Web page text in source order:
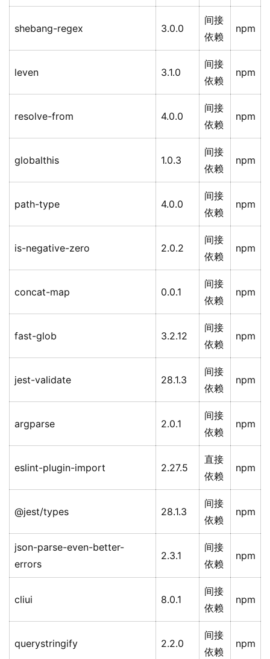
shebang-regex 3.0.0
间接
依赖
npm
leven 3.1.0
间接
依赖
npm
resolve-from 4.0.0
间接
依赖
npm
globalthis 1.0.3
间接
依赖
npm
path-type 4.0.0
间接
依赖
npm
is-negative-zero 2.0.2
间接
依赖
npm
concat-map 0.0.1
间接
依赖
npm
fast-glob 3.2.12
间接
依赖
npm
jest-validate 28.1.3
间接
依赖
npm
argparse 2.0.1
间接
依赖
npm
eslint-plugin-import 2.27.5
直接
依赖
npm
@jest/types 28.1.3
间接
依赖
npm
json-parse-even-better-
errors
2.3.1
间接
依赖
npm
cliui 8.0.1
间接
依赖
npm
querystringify 2.2.0
间接
依赖
npm